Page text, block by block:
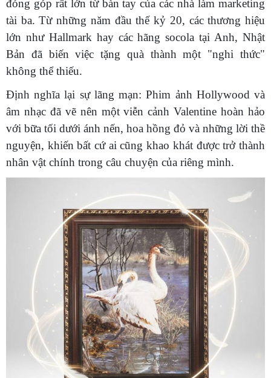
đóng góp rất lớn từ bàn tay của các nhà làm marketing
tài ba. Từ những năm đầu thế kỷ 20, các thương hiệu
lớn như Hallmark hay các hãng socola tại Anh, Nhật
Bản đã biến việc tặng quà thành một "nghi thức"
không thể thiếu.
Định nghĩa lại sự lãng mạn: Phim ảnh Hollywood và
âm nhạc đã vẽ nên một viễn cảnh Valentine hoàn hảo
với bữa tối dưới ánh nến, hoa hồng đỏ và những lời thề
nguyện, khiến bất cứ ai cũng khao khát được trở thành
nhân vật chính trong câu chuyện của riêng mình.